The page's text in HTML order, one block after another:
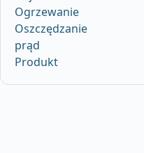
Ogrzewanie
Oszczędzanie
prąd
Produkt